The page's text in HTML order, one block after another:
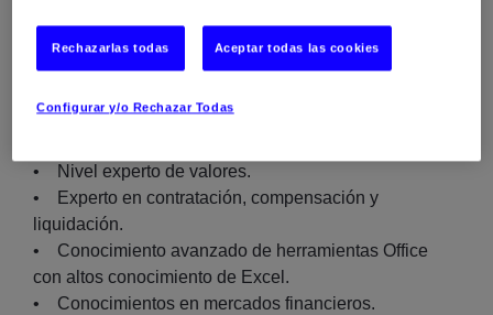
• Ejecución de controles operativos.
• Participación en pruebas UAT relacionadas con
• Nivel experto de valores.
• Experto en contratación, compensación y
liquidación.
• Conocimiento avanzado de herramientas Office
con altos conocimiento de Excel.
• Conocimientos en mercados financieros.
Configurar y/o Rechazar Todas
Rechazarlas todas Aceptar todas las cookies